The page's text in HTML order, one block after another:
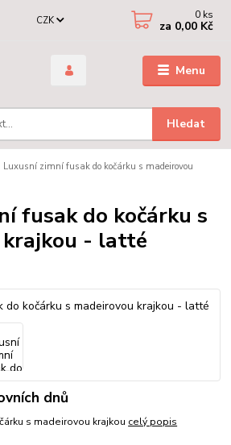
Menu
CZK
Hledat
0 ks
za 0,00 Kč
Luxusní zimní fusak do kočárku s madeirovou
fusak do kočárku s
krajkou - latté
dnů
s madeirovou krajkou celý popis